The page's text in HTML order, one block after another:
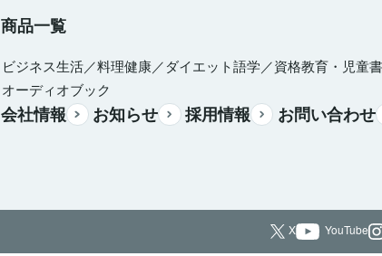
商品一覧
ビジネス生活／料理健康／ダイエット語学／資格教育・児童
オーディオブック
会社情報 お知らせ 採用情報 お問い合わせ
X YouTube